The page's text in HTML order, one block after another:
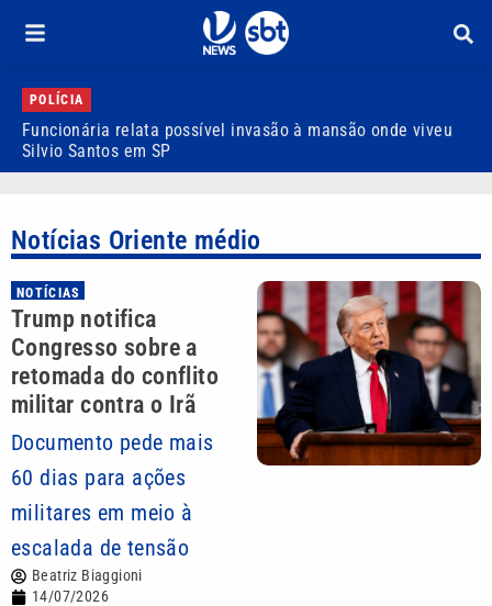
POLÍCIA
Funcionária relata possível invasão à mansão onde viveu
Silvio Santos em SP
Notícias Oriente médio
NOTÍCIAS
Trump notifica
Congresso sobre a
retomada do conflito
militar contra o Irã
Documento pede mais
60 dias para ações
militares em meio à
escalada de tensão
Beatriz Biaggioni
14/07/2026